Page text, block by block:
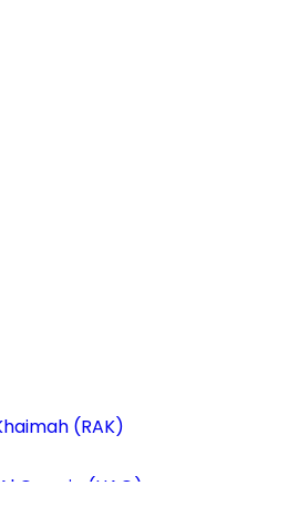
(RAK)
Quwain (UAQ)